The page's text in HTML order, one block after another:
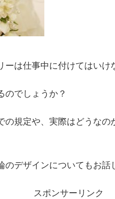
は仕事中に付けてはいけ
のでしょうか？
の規定や、実際はどうな
デザインについてもお話
スポンサーリンク